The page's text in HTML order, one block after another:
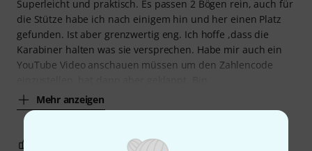
Superleicht und praktisch. Es passen 2 Bögen rein, auch für
die Stütze habe ich nach einigem hin und her einen Platz
gefunden. Ist aber grenzwertig eng. Ich hoffe ,dass die
Karabiner halten was sie versprechen. Habe mir auch ein
YouTube Video anschauen müssen um den Zahlencode
Mehr anzeigen
BEWERTUNG MELDEN